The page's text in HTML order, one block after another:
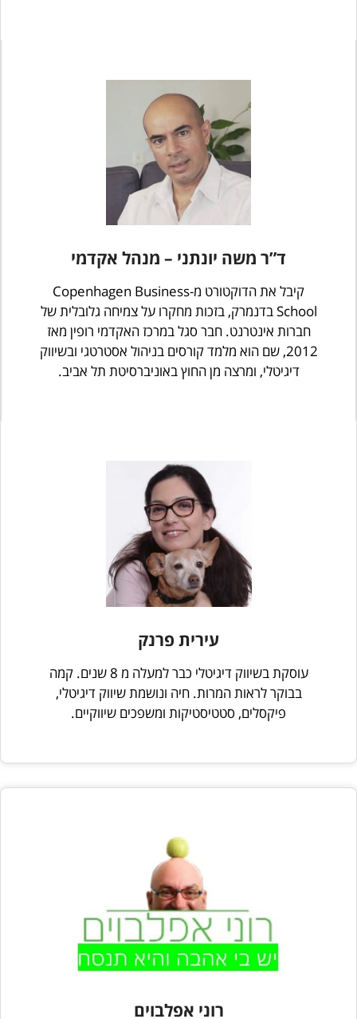
ד”ר משה יונתני – מנהל אקדמי
קיבל את הדוקטורט מ-Copenhagen Business
School בדנמרק, בזכות מחקרו על צמיחה גלובלית של
חברות אינטרנט. חבר סגל במרכז האקדמי רופין מאז
2012, שם הוא מלמד קורסים בניהול אסטרטגי ובשיווק
דיגיטלי, ומרצה מן החוץ באוניברסיטת תל אביב.
עירית פרנק
עוסקת בשיווק דיגיטלי כבר למעלה מ 8 שנים. קמה
בבוקר לראות המרות. חיה ונושמת שיווק דיגיטלי,
פיקסלים, סטטיסטיקות ומשפכים שיווקיים.
רוני אפלבוים